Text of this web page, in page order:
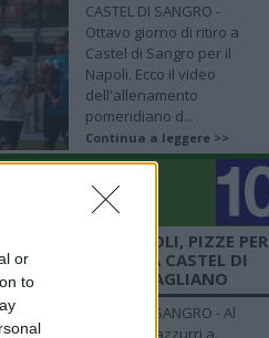
or
to
CASTEL DI SANGRO -
Ottavo giorno di ritiro a
Castel di Sangro per il
Napoli. Ecco il video
dell'allenamento
pomeridiano d...
Continua a leggere >>
FOTO SHOW - NAPOLI, PIZZE PER
NEL RITIRO A CASTEL DI
BY DIEGO VITAGLIANO
CASTEL DI SANGRO - Al
ritiro degli azzurri a